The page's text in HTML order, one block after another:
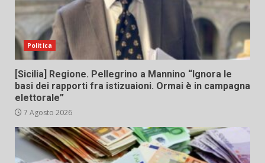
Politica
[Sicilia] Regione. Pellegrino a Mannino “Ignora le
basi dei rapporti fra istizuaioni. Ormai è in campagna
elettorale”
7 Agosto 2026